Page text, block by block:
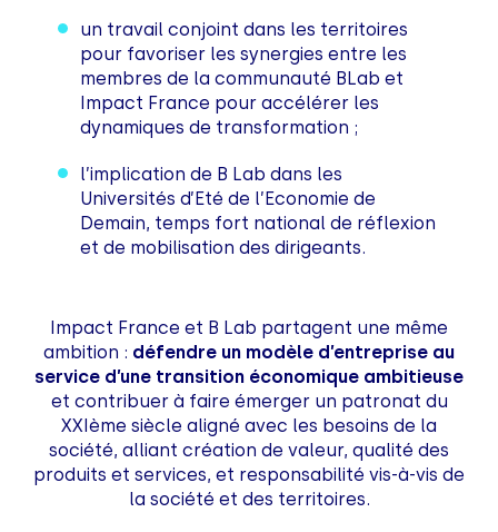
un travail conjoint dans les territoires
pour favoriser les synergies entre les
membres de la communauté BLab et
Impact France pour accélérer les
dynamiques de transformation ;
l’implication de B Lab dans les
Universités d’Eté de l’Economie de
Demain, temps fort national de réflexion
et de mobilisation des dirigeants.
Impact France et B Lab partagent une même
ambition : défendre un modèle d’entreprise au
service d’une transition économique ambitieuse
et contribuer à faire émerger un patronat du
XXIème siècle aligné avec les besoins de la
société, alliant création de valeur, qualité des
produits et services, et responsabilité vis-à-vis de
la société et des territoires.